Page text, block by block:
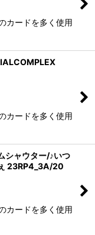
カードを多く使用
カードを多く使用
シャウター/♪いつ
23RP4_3A/20
カードを多く使用